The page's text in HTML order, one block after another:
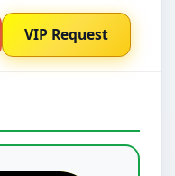
VIP Request